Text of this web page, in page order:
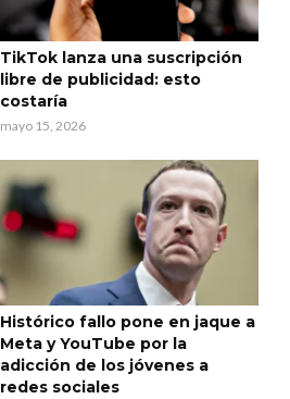
TikTok lanza una suscripción
libre de publicidad: esto
costaría
mayo 15, 2026
Histórico fallo pone en jaque a
Meta y YouTube por la
adicción de los jóvenes a
redes sociales